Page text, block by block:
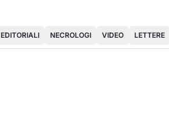
EDITORIALI NECROLOGI VIDEO LETTERE